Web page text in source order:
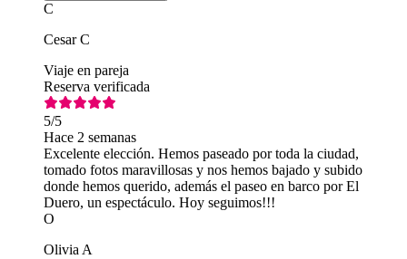
C
Cesar C
Viaje en pareja
Reserva verificada
5/5
Hace 2 semanas
Excelente elección. Hemos paseado por toda la ciudad,
tomado fotos maravillosas y nos hemos bajado y subido
donde hemos querido, además el paseo en barco por El
Duero, un espectáculo. Hoy seguimos!!!
O
Olivia A